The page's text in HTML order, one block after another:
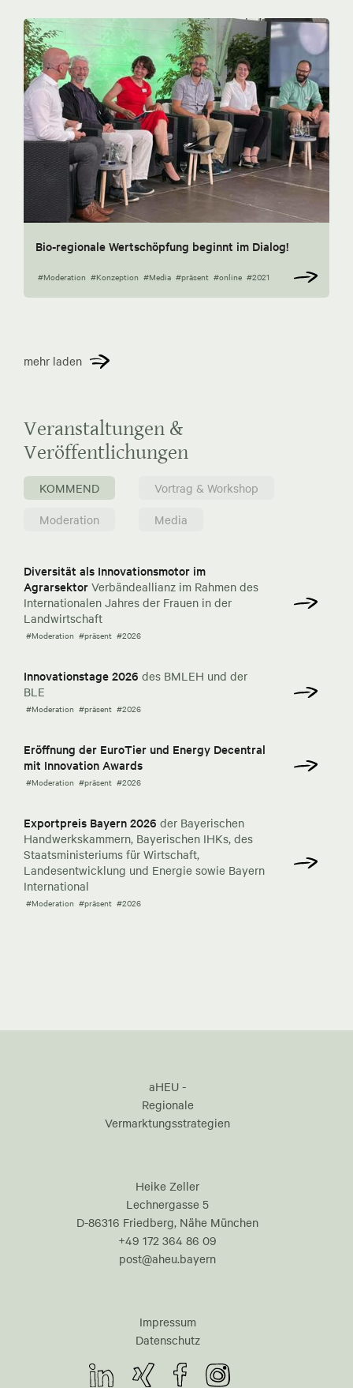
Bio-regionale Wertschöpfung beginnt im Dialog!
#Moderation #Konzeption #Media #präsent #online #2021
mehr laden
Veranstaltungen &
Veröffentlichungen
KOMMEND
Vortrag & Workshop
Moderation
Media
Diversität als Innovationsmotor im
Agrarsektor Verbändeallianz im Rahmen des
Internationalen Jahres der Frauen in der
Landwirtschaft
#Moderation #präsent #2026
Innovationstage 2026 des BMLEH und der
BLE
#Moderation #präsent #2026
Eröffnung der EuroTier und Energy Decentral
mit Innovation Awards
#Moderation #präsent #2026
Exportpreis Bayern 2026 der Bayerischen
Handwerkskammern, Bayerischen IHKs, des
Staatsministeriums für Wirtschaft,
Landesentwicklung und Energie sowie Bayern
International
#Moderation #präsent #2026
aHEU -
Regionale
Vermarktungsstrategien
Heike Zeller
Lechnergasse 5
D-86316 Friedberg, Nähe München
+49 172 364 86 09
post@aheu.bayern
Impressum
Datenschutz